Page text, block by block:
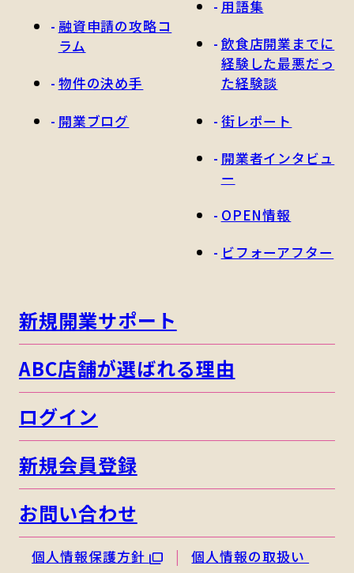
融資申請の攻略コ
ラム
物件の決め手
開業ブログ
用語集
飲食店開業までに
経験した最悪だっ
た経験談
街レポート
開業者インタビュ
ー
OPEN情報
ビフォーアフター
新規開業サポート
ABC店舗が選ばれる理由
ログイン
新規会員登録
お問い合わせ
個人情報保護方針
個人情報の取扱い